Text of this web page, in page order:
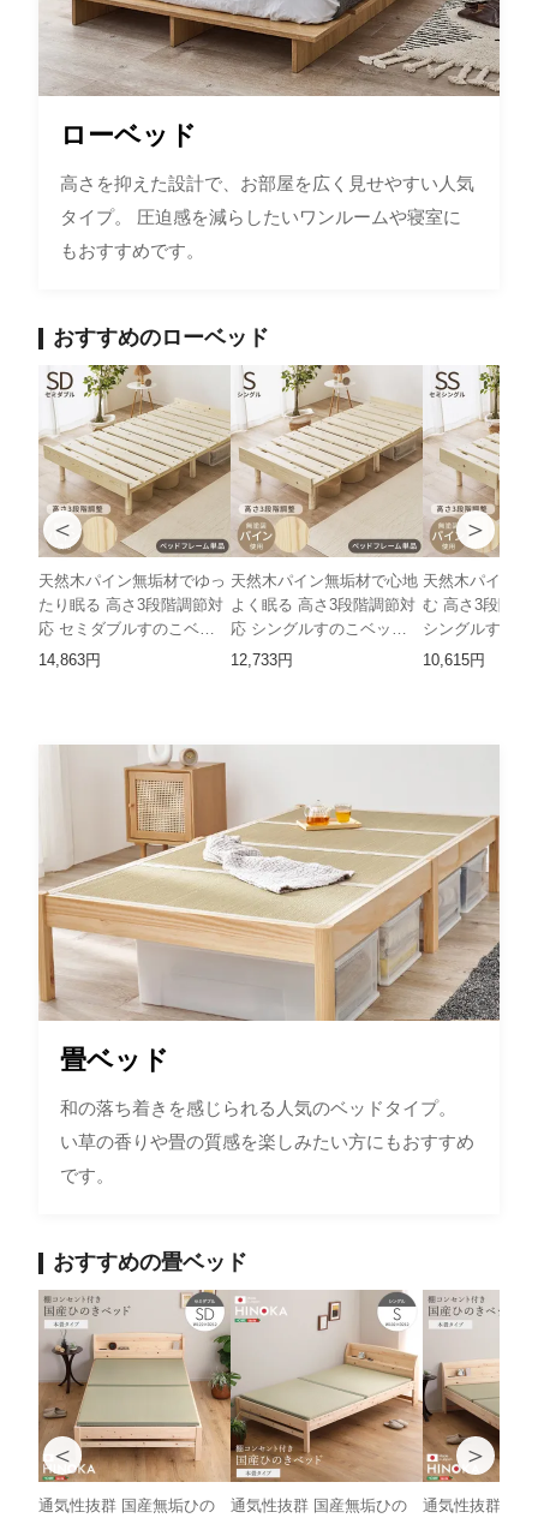
ローベッド
高さを抑えた設計で、お部屋を広く見せやすい人気
タイプ。 圧迫感を減らしたいワンルームや寝室に
もおすすめです。
おすすめのローベッド
天然木パイン無垢材でゆっ
たり眠る 高さ3段階調節対
応 セミダブルすのこベッ
ド HH
14,863円
天然木パイン無垢材で心地
よく眠る 高さ3段階調節対
応 シングルすのこベッド
HH
12,733円
天然木パイン無
む 高さ3段階調
シングルすのこ
10,615円
＜ ＞
畳ベッド
和の落ち着きを感じられる人気のベッドタイプ。
い草の香りや畳の質感を楽しみたい方にもおすすめ
です。
おすすめの畳ベッド
通気性抜群 国産無垢ひの
通気性抜群 国産無垢ひの
通気性抜群 国
＜ ＞